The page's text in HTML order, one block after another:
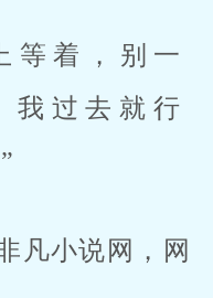
等着，别一
我过去就行
凡小说网，网